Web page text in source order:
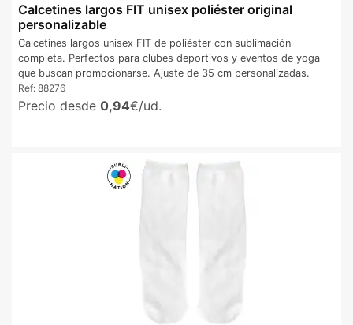
Calcetines largos FIT unisex poliéster original
personalizable
Calcetines largos unisex FIT de poliéster con sublimación
completa. Perfectos para clubes deportivos y eventos de yoga
que buscan promocionarse. Ajuste de 35 cm personalizadas.
Ref: 88276
Precio desde 0,94€/ud.